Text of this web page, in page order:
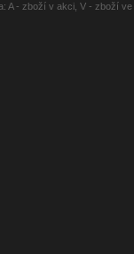
A - zboží v akci, V - zboží